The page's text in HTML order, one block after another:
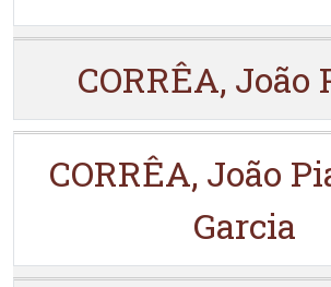
CORRÊA, João
CORRÊA, João
Garcia